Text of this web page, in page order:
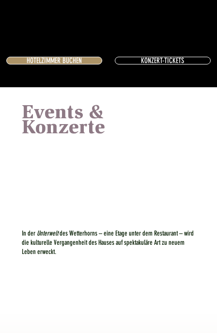
KONZERT-TICKETS
HOTELZIMMER BUCHEN
Events &
Konzerte
In der Unterweltdes Wetterhorns – eine Etage unter dem Restaurant – wird
die kulturelle Vergangenheit des Hauses auf spektakuläre Art zu neuem
Leben erweckt.